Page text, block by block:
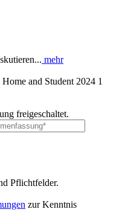
mehr
and Student 2024 1
freigeschaltet.
Pflichtfelder.
zur Kenntnis